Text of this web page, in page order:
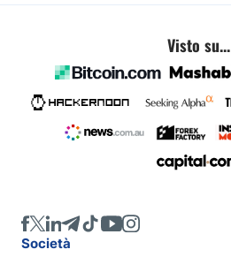
Visto su...
Società